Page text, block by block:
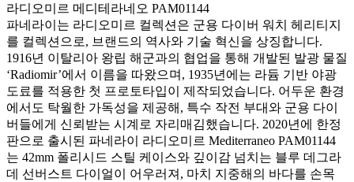
라디오미르 메디테라네오 PAM01144
파네라이는 라디오미르 컬렉션은 군용 다이버 워치 헤리티지
를 컬렉션으로, 브랜드의 역사와 기술 혁신을 상징합니다.
1916년 이탈리아 왕립 해군과의 협업을 통해 개발된 발광 물질
‘Radiomir’에서 이름을 따왔으며, 1935년에는 라듐 기반 야광
도료를 적용한 첫 프로토타입이 제작되었습니다. 어두운 환경
에서도 탁월한 가독성을 제공해, 특수 작전 부대와 군용 다이
버들에게 신뢰받는 시계로 자리매김했습니다. 2020년에 한정
판으로 출시된 파네라이 라디오미르 Mediterraneo PAM01144
는 42mm 폴리시드 스틸 케이스와 깊이감 넘치는 블루 데그라
데 선버스트 다이얼이 어우러져, 마치 지중해의 바다를 손목